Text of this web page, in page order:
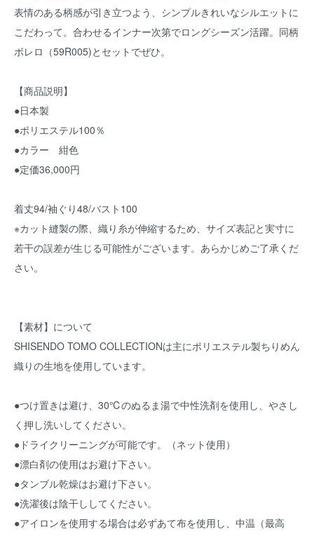
表情のある柄感が引き立つよう、シンプルきれいなシルエットに
こだわって。合わせるインナー次第でロングシーズン活躍。同柄
ボレロ（59R005)とセットでぜひ。
【商品説明】
●日本製
●ポリエステル100％
●カラー 紺色
●定価36,000円
着丈94/袖ぐり48/バスト100
※カット縫製の際、織り糸が伸縮するため、サイズ表記と実寸に
若干の誤差が生じる可能性がございます。あらかじめご了承くだ
さい。
【素材】について
SHISENDO TOMO COLLECTIONは主にポリエステル製ちりめん
織りの生地を使用しています。
●つけ置きは避け、30℃のぬるま湯で中性洗剤を使用し、やさし
く押し洗いしてください。
●ドライクリーニングが可能です。（ネット使用）
●漂白剤の使用はお避け下さい。
●タンブル乾燥はお避け下さい。
●洗濯後は陰干ししてください。
●アイロンを使用する場合は必ずあて布を使用し、中温（最高